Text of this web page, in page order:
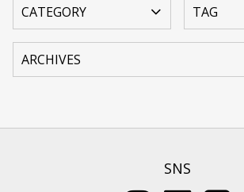
SNS